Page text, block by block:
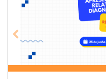
Previous